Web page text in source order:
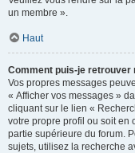
un membre ».
Haut
Comment puis-je
Vos propres messages
« Afficher vos messages »
cliquant sur le lien «
votre propre profil ou soit en
partie supérieure du forum.
sujets, utilisez la recherche